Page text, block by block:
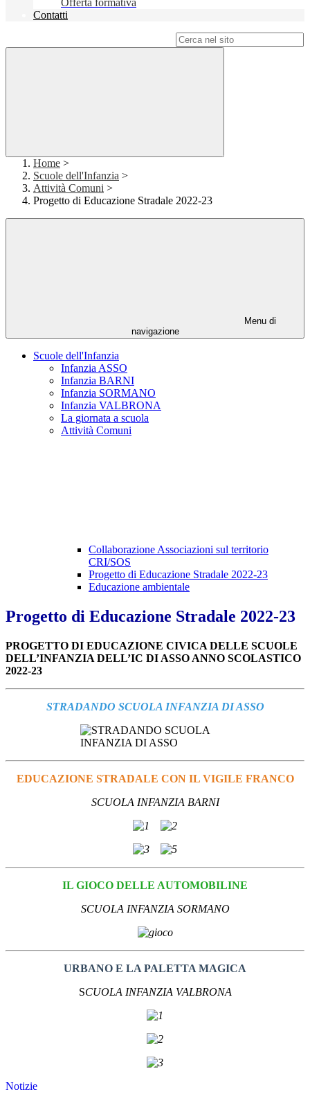
Offerta formativa
Contatti
Home >
Scuole dell'Infanzia >
Attività Comuni >
Progetto di Educazione Stradale 2022-23
Menu di
navigazione
Scuole dell'Infanzia
Infanzia ASSO
Infanzia BARNI
Infanzia SORMANO
Infanzia VALBRONA
La giornata a scuola
Attività Comuni
Collaborazione Associazioni sul territorio
CRI/SOS
Progetto di Educazione Stradale 2022-23
Educazione ambientale
Progetto di Educazione Stradale 2022-23
PROGETTO DI EDUCAZIONE CIVICA DELLE SCUOLE
DELL’INFANZIA DELL’IC DI ASSO ANNO SCOLASTICO
2022-23
STRADANDO SCUOLA INFANZIA DI ASSO
EDUCAZIONE STRADALE CON IL VIGILE FRANCO
SCUOLA INFANZIA BARNI
IL GIOCO DELLE AUTOMOBILINE
SCUOLA INFANZIA SORMANO
URBANO E LA PALETTA MAGICA
SCUOLA INFANZIA VALBRONA
Notizie